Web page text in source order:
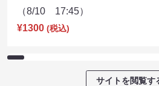
（8/10 17:45）
¥1300 (税込)
サイトを閲覧す